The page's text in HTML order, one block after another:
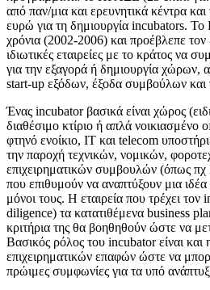
από παν/μια και ερευνητικά κέντρα
ευρώ για τη δημιουργία incubators.
χρόνια (2002-2006) και προέβλεπε
ιδιωτικές εταιρείες με το κράτος να
για την εξαγορά ή δημιουργία χώρων,
start-up εξόδων, έξοδα συμβούλων και
Ένας incubator βασικά είναι χώρος
διαθέσιμο κτίριο ή απλά νοικιασμένο
φτηνό ενοίκιο, ΙΤ και telecom
την παροχή τεχνικών, νομικών,
επιχειρηματικών συμβουλών (όπως
που επιθυμούν να αναπτύξουν μια
μόνοι τους. Η εταιρεία που τρέχει τον
diligence) τα κατατιθέμενα business
κριτήρια της θα βοηθηθούν ώστε να
Βασικός ρόλος του incubator είναι και
επιχειρηματικών επαφών ώστε να
πρώιμες συμφωνίες για τα υπό